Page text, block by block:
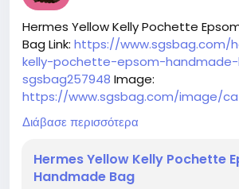
Hermes Yellow Kelly Pochette
Bag Link: https://www.sgsbag.com/
kelly-pochette-epsom-
sgsbag257948 Image:
https://www.sgsbag.com/image/
ermes-yellow-kelly-pochette-
bag.jpg
Διάβασε περισσότερα
Hermes Yellow Kelly Pochette
Handmade Bag